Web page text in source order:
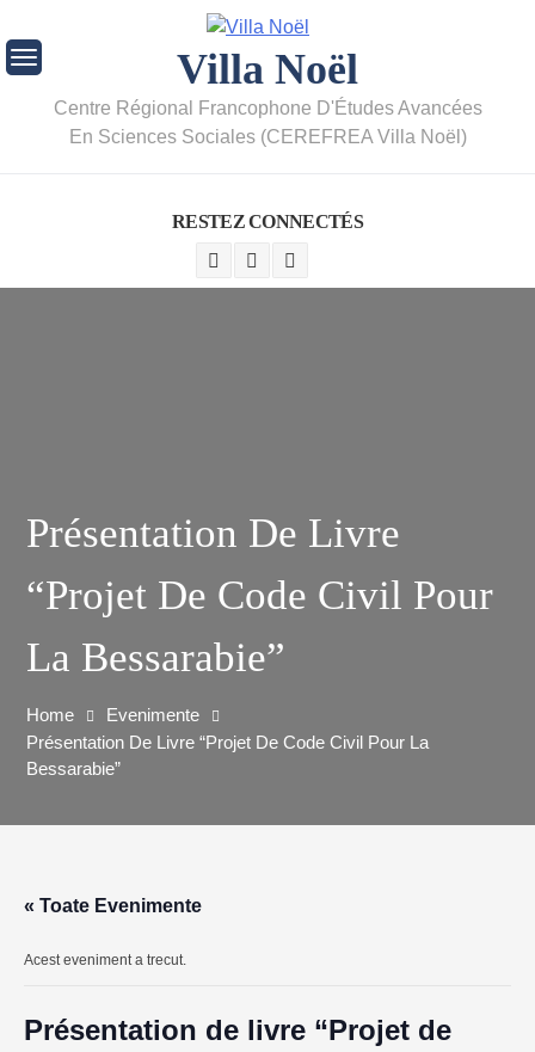
Villa Noël
Centre Régional Francophone D'Études Avancées
En Sciences Sociales (CEREFREA Villa Noël)
RESTEZ CONNECTÉS
Présentation De Livre
“Projet De Code Civil Pour
La Bessarabie”
Home
Evenimente
Présentation De Livre “Projet De Code Civil Pour La
Bessarabie”
« Toate Evenimente
Acest eveniment a trecut.
Présentation de livre “Projet de